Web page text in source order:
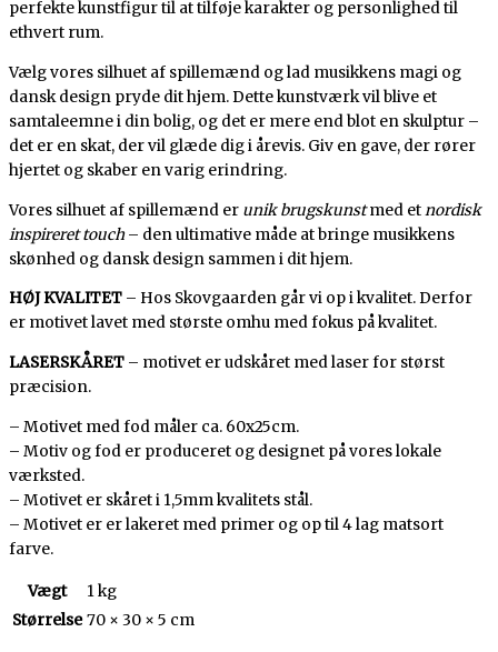
perfekte kunstfigur til at tilføje karakter og personlighed til
ethvert rum.
Vælg vores silhuet af spillemænd og lad musikkens magi og
dansk design pryde dit hjem. Dette kunstværk vil blive et
samtaleemne i din bolig, og det er mere end blot en skulptur –
det er en skat, der vil glæde dig i årevis. Giv en gave, der rører
hjertet og skaber en varig erindring.
Vores silhuet af spillemænd er unik brugskunstmed etnordisk
inspireret touch– den ultimative måde at bringe musikkens
skønhed og dansk design sammen i dit hjem.
HØJ KVALITET – Hos Skovgaarden går vi op i kvalitet. Derfor
er motivet lavet med største omhu med fokus på kvalitet.
LASERSKÅRET – motivet er udskåret med laser for størst
præcision.
– Motivet med fod måler ca. 60x25cm.
– Motiv og fod er produceret og designet på vores lokale
værksted.
– Motivet er skåret i 1,5mm kvalitets stål.
– Motivet er er lakeret med primer og op til 4 lag matsort
farve.
Vægt
1 kg
Størrelse 70 × 30 × 5 cm